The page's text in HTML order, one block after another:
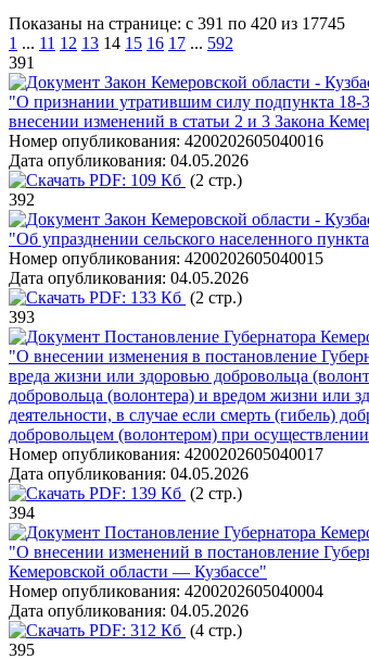
Показаны на странице: с 391 по 420 из 17745
1 ... 11 12 13 14 15 16 17 ... 592
391
Закон Кемеровской области -
"О признании утратившим силу подпункта 18-3
внесении изменений в статьи 2 и 3 Закона
Номер опубликования: 4200202605040016
Дата опубликования: 04.05.2026
PDF: 109 Кб (2 стр.)
392
Закон Кемеровской области -
"Об упразднении сельского населенного
Номер опубликования: 4200202605040015
Дата опубликования: 04.05.2026
PDF: 133 Кб (2 стр.)
393
Постановление Губернатора
"О внесении изменения в постановление
вреда жизни или здоровью добровольца
добровольца (волонтера) и вредом жизни или
деятельности, в случае если смерть (гибель)
добровольцем (волонтером) при
Номер опубликования: 4200202605040017
Дата опубликования: 04.05.2026
PDF: 139 Кб (2 стр.)
394
Постановление Губернатора
"О внесении изменений в постановление
Кемеровской области — Кузбассе"
Номер опубликования: 4200202605040004
Дата опубликования: 04.05.2026
PDF: 312 Кб (4 стр.)
395